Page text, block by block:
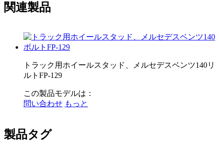
関連製品
トラック用ホイールスタッド、メルセデスベンツ140リ
ルトFP-129
この製品モデルは：
問い合わせ もっと
製品タグ